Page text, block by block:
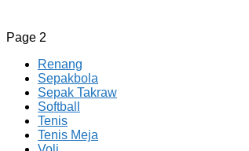
CV JAYA BERSAMA Co Id
Menyediakan Semua Perlengkapan
Page 2
Renang
Sepakbola
Sepak Takraw
Softball
Tenis
Tenis Meja